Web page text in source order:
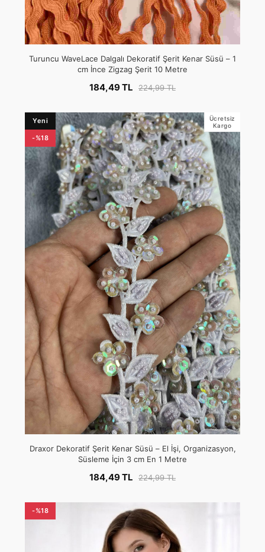
Turuncu WaveLace Dalgalı Dekoratif Şerit Kenar Süsü – 1
cm İnce Zigzag Şerit 10 Metre
184,49 TL 224,99 TL
Yeni
-%18
Ücretsiz
Kargo
Draxor Dekoratif Şerit Kenar Süsü – El İşi, Organizasyon,
Süsleme İçin 3 cm En 1 Metre
184,49 TL 224,99 TL
-%18